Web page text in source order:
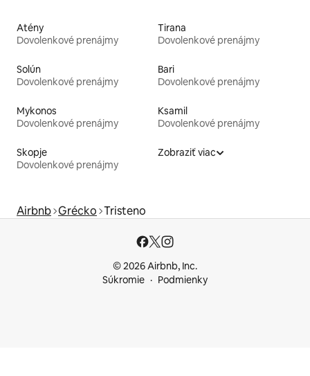
Atény
Dovolenkové prenájmy
Tirana
Dovolenkové prenájmy
Solún
Dovolenkové prenájmy
Bari
Dovolenkové prenájmy
Mykonos
Dovolenkové prenájmy
Ksamil
Dovolenkové prenájmy
Skopje
Dovolenkové prenájmy
Zobraziť viac
Airbnb Grécko Tristeno
© 2026 Airbnb, Inc.
Súkromie
Podmienky